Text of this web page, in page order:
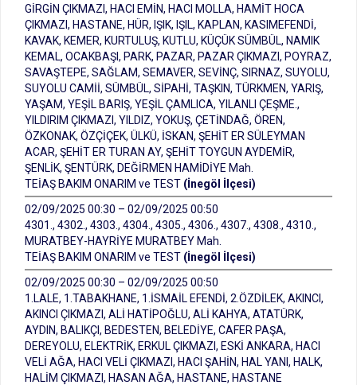
GİRGİN ÇIKMAZI, HACI EMİN, HACI MOLLA, HAMİT HOCA
ÇIKMAZI, HASTANE, HÜR, IŞIK, IŞIL, KAPLAN, KASIMEFENDİ,
KAVAK, KEMER, KURTULUŞ, KUTLU, KÜÇÜK SÜMBÜL, NAMIK
KEMAL, OCAKBAŞI, PARK, PAZAR, PAZAR ÇIKMAZI, POYRAZ,
SAVAŞTEPE, SAĞLAM, SEMAVER, SEVİNÇ, SIRNAZ, SUYOLU,
SUYOLU CAMİİ, SÜMBÜL, SİPAHİ, TAŞKIN, TÜRKMEN, YARIŞ,
YAŞAM, YEŞİL BARIŞ, YEŞİL ÇAMLICA, YILANLI ÇEŞME.,
YILDIRIM ÇIKMAZI, YILDIZ, YOKUŞ, ÇETİNDAĞ, ÖREN,
ÖZKONAK, ÖZÇİÇEK, ÜLKÜ, İSKAN, ŞEHİT ER SÜLEYMAN
ACAR, ŞEHİT ER TURAN AY, ŞEHİT TOYGUN AYDEMİR,
ŞENLİK, ŞENTÜRK, DEĞİRMEN HAMİDİYE Mah.
TEİAŞ BAKIM ONARIM ve TEST (İnegöl İlçesi)
02/09/2025 00:30 – 02/09/2025 00:50
4301., 4302., 4303., 4304., 4305., 4306., 4307., 4308., 4310.,
MURATBEY-HAYRİYE MURATBEY Mah.
TEİAŞ BAKIM ONARIM ve TEST (İnegöl İlçesi)
02/09/2025 00:30 – 02/09/2025 00:50
1.LALE, 1.TABAKHANE, 1.İSMAİL EFENDİ, 2.ÖZDİLEK, AKINCI,
AKINCI ÇIKMAZI, ALİ HATİPOĞLU, ALİ KAHYA, ATATÜRK,
AYDIN, BALIKÇI, BEDESTEN, BELEDİYE, CAFER PAŞA,
DEREYOLU, ELEKTRİK, ERKUL ÇIKMAZI, ESKİ ANKARA, HACI
VELİ AĞA, HACI VELİ ÇIKMAZI, HACI ŞAHİN, HAL YANI, HALK,
HALİM ÇIKMAZI, HASAN AĞA, HASTANE, HASTANE